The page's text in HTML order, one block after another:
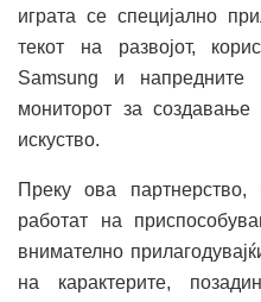
играта се специјално
текот на развојот,
Samsung и
мониторот за
искуство.
Преку ова
работат на
внимателно
на карактерите,